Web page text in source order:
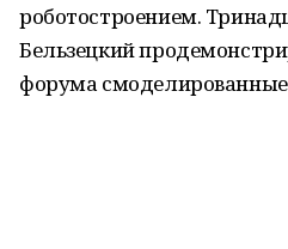
роботостроением.
Бельзецкий
форума